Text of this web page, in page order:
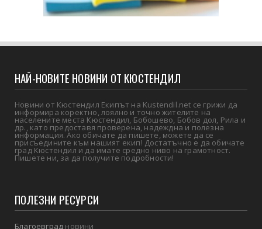
НАЙ-НОВИТЕ НОВИНИ ОТ КЮСТЕНДИЛ
Новини от Кюстендил Екипът на Kustendil.net се грижи да
информира коректно, лоялно и точно жителите на
населените места Кюстендил, Бобошево, Бобов дол, Рила и
др., като предоставя проверена, надеждна и полезна
информация. Ако обичате да пишете, можете да се
присъедините към нашият екип! Достатъчно е да обичате
град Кюстендил и да имате средно ниво на грамотност.
Пишете ни, за да получите подробности!
ПОЛЕЗНИ РЕСУРСИ
Благоевград новини